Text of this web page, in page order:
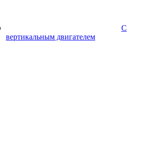
С
вертикальным двигателем